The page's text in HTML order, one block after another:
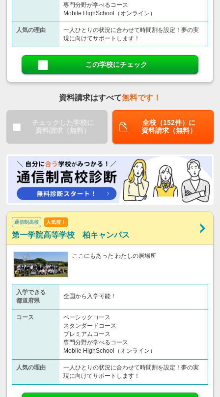
専門分野が学べるコース
Mobile HighSchool（オンライン）
人気の理由
一人ひとりの状況に合わせて時間割を設定！夢の実
現に向けてサポートします！
この学校にチェック
資料請求はすべて無料です！
チェックした学校に
資料請求（無料）
全校（152件）に
資料請求（無料）
通信制高校 人気校！
第一学院高等学校 柏キャンパス
ここにもあった わたしの居場所
入学できる
都道府県
全国から入学可能！
コース
ベーシックコース
スタンダードコース
プレミアムコース
専門分野が学べるコース
Mobile HighSchool（オンライン）
人気の理由
一人ひとりの状況に合わせて時間割を設定！夢の実
現に向けてサポートします！